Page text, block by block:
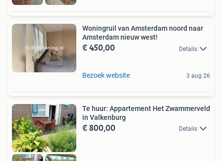
Woningruil van Amsterdam noord naar
Amsterdam nieuw west!
€ 450,00 Details
Bezoek website 3 aug 26
Te huur: Appartement Het Zwammerveld
in Valkenburg
€ 800,00 Details